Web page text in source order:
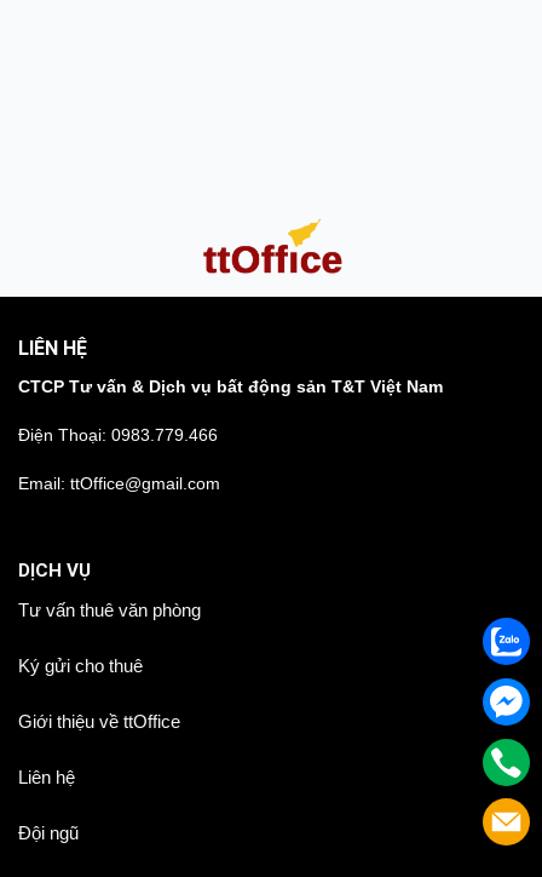
LIÊN HỆ
CTCP Tư vấn & Dịch vụ bất động sản T&T Việt Nam
Điện Thoại: 0983.779.466
Email: ttOffice@gmail.com
DỊCH VỤ
Tư vấn thuê văn phòng
Ký gửi cho thuê
Giới thiệu về ttOffice
Liên hệ
Đội ngũ